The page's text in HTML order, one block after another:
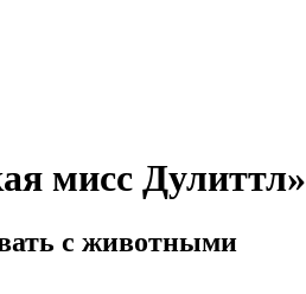
мисс Дулиттл»
с животными